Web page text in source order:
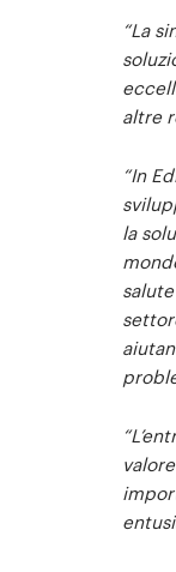
“La
altre
“In
la